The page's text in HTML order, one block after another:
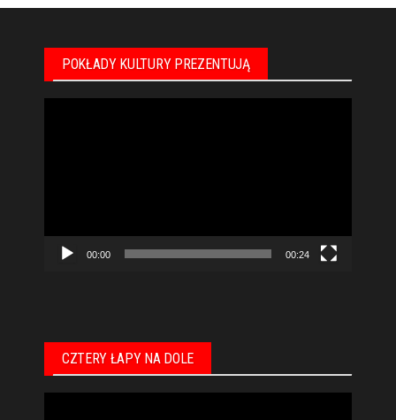
POKŁADY KULTURY PREZENTUJĄ
00:00 00:24
CZTERY ŁAPY NA DOLE